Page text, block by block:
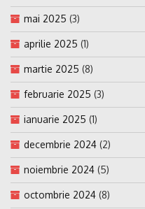
mai 2025 (3)
aprilie 2025 (1)
martie 2025 (8)
februarie 2025 (3)
ianuarie 2025 (1)
decembrie 2024 (2)
noiembrie 2024 (5)
octombrie 2024 (8)